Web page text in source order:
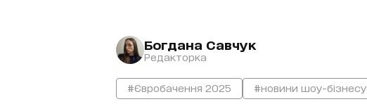
Богдана Савчук
Редакторка
#Євробачення 2025 #новини шоу-бізнесу